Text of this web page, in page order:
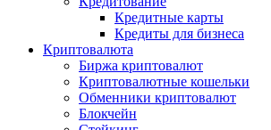
Кредитные карты
Кредиты для бизнеса
Криптовалюта
Биржа криптовалют
Криптовалютные кошельки
Обменники криптовалют
Блокчейн